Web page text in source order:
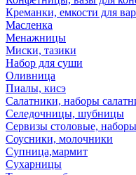
Креманки, емкости для
Масленка
Менажницы
Миски, тазики
Набор для суши
Оливница
Пиалы, кисэ
Салатники, наборы
Селедочницы, шубницы
Сервизы столовые,
Соусники, молочники
Супница,мармит
Сухарницы